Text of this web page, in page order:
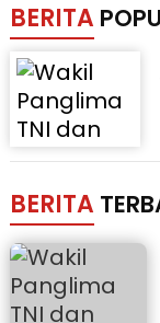
BERITA
BERITA